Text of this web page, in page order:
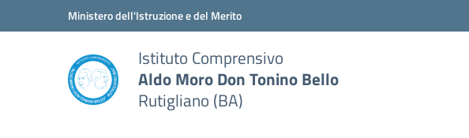
Vai ai contenuti
Vai al menu di navigazioneMinistero dell'Istruzione e del Merito
Istituto Comprensivo
Aldo Moro Don Tonino Bello
Rutigliano (BA)